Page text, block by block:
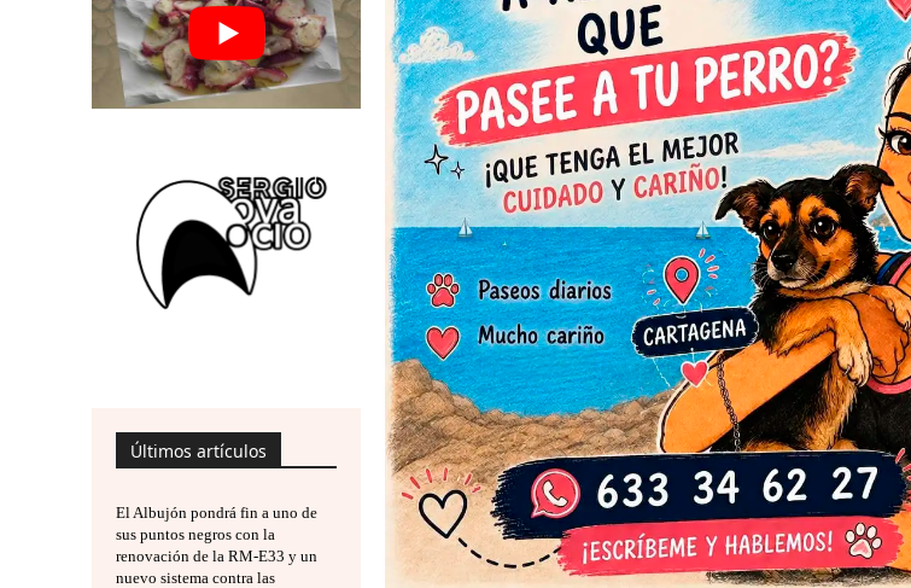
Últimos artículos
El Albujón pondrá fin a uno de
sus puntos negros con la
renovación de la RM-E33 y un
nuevo sistema contra las